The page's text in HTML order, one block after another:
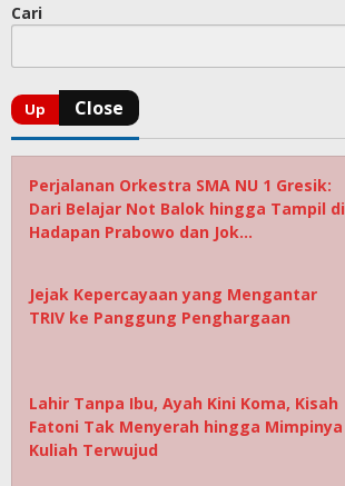
Cari
Perjalanan Orkestra SMA NU 1 Gresik:
Dari Belajar Not Balok hingga Tampil di
Hadapan Prabowo dan Jok…
Jejak Kepercayaan yang Mengantar
TRIV ke Panggung Penghargaan
Lahir Tanpa Ibu, Ayah Kini Koma, Kisah
Fatoni Tak Menyerah hingga Mimpinya
Kuliah Terwujud